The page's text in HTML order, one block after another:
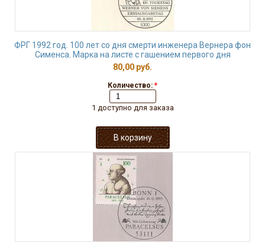
ФРГ 1992 год. 100 лет со дня смерти инженера Вернера фон
Сименса. Марка на листе с гашением первого дня
80,00 руб.
Количество: *
1 доступно для заказа